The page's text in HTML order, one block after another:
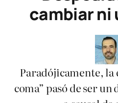
cambiar ni
Paradójicamente, la
coma” pasó de ser